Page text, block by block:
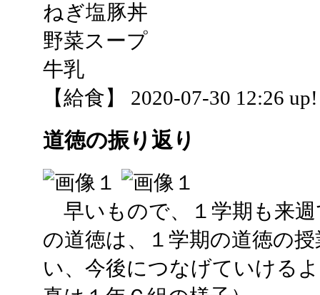
ねぎ塩豚丼
野菜スープ
牛乳
【給食】 2020-07-30 12:26 up!
道徳の振り返り
早いもので、１学期も来
の道徳は、１学期の道徳の
い、今後につなげていける